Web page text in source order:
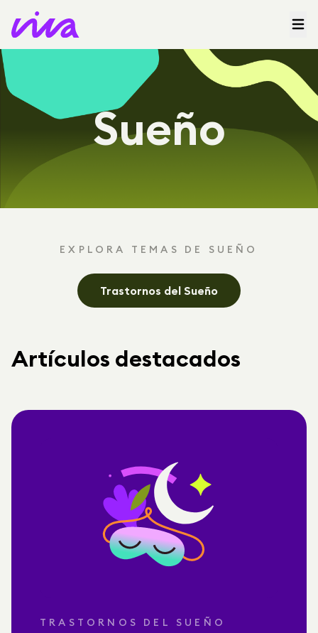
Sueño
EXPLORA TEMAS DE SUEÑO
Trastornos del Sueño
Artículos destacados
TRASTORNOS DEL SUEÑO